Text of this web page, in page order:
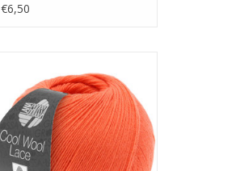
€6,50
TOEVOEGEN AAN WINKELWAGEN